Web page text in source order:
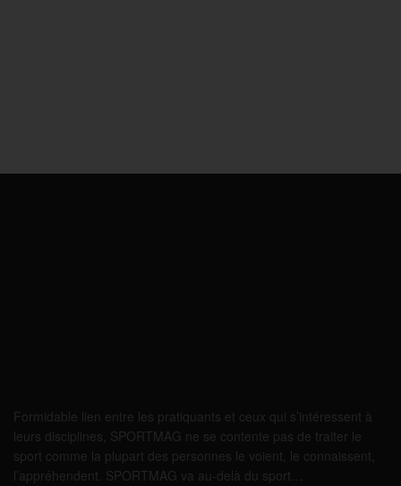
Formidable lien entre les pratiquants et ceux qui s’intéressent à
leurs disciplines, SPORTMAG ne se contente pas de traiter le
sport comme la plupart des personnes le voient, le connaissent,
l’appréhendent. SPORTMAG va au-delà du sport…